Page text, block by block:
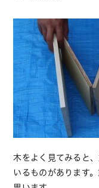
木をよく見てみると
いるものがあります